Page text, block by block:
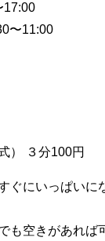
17:00
〜11:00
） ３分100円
ぐにいっぱいに
も空きがあれば